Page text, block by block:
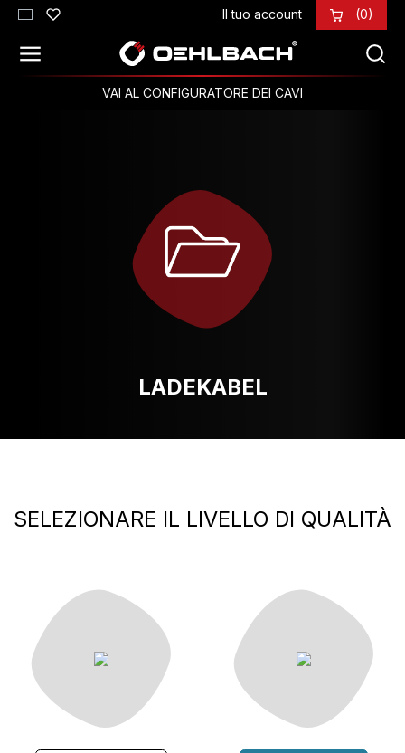
Passa al contenuto principale Il tuo account (0)
VAI AL CONFIGURATORE DEI CAVI
LADEKABEL
SELEZIONARE IL LIVELLO DI QUALITÀ